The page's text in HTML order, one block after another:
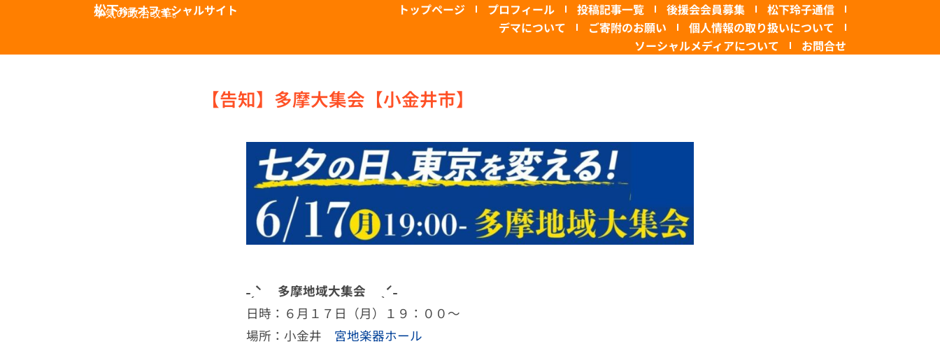
松下玲子オフィシャルサイト
本気の政治改革。 トップページ プロフィール 投稿記事一覧 後援会会員募集
松下玲子通信
デマについて
ご寄附のお願い
個人情報の取り扱いについて
ソーシャルメディアについて
お問合せ
【告知】多摩大集会【小金井市】
˗ˏˋ 多摩地域大集会 ˎˊ˗
日時：６月１７日（月）１９：００～
場所：小金井 宮地楽器ホール